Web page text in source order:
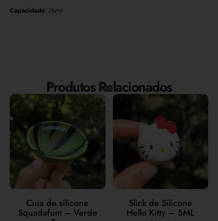
Capacidade: 26ml
Produtos Relacionados
Cuia de silicone
Squadafum – Verde
Slick de Silicone
Hello Kitty – 5ML